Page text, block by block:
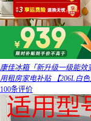
康佳冰箱「新升级一级能效
用租房家电补贴 【206L白色
100条评价